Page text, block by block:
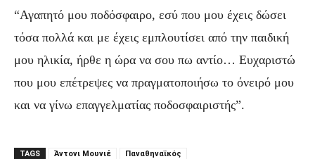
“Αγαπητό μου ποδόσφαιρο, εσύ που μου έχεις δώσει
τόσα πολλά και με έχεις εμπλουτίσει από την παιδική
μου ηλικία, ήρθε η ώρα να σου πω αντίο… Ευχαριστώ
που μου επέτρεψες να πραγματοποιήσω το όνειρό μου
και να γίνω επαγγελματίας ποδοσφαιριστής”.
TAGS Άντονι Μουνιέ Παναθηναϊκός